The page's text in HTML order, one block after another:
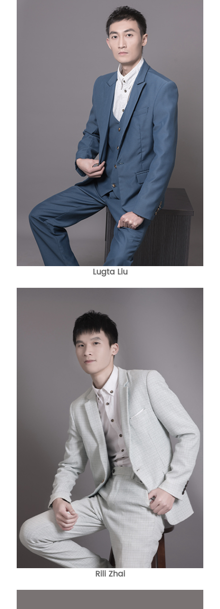
Lugta Liu
Rili Zhai